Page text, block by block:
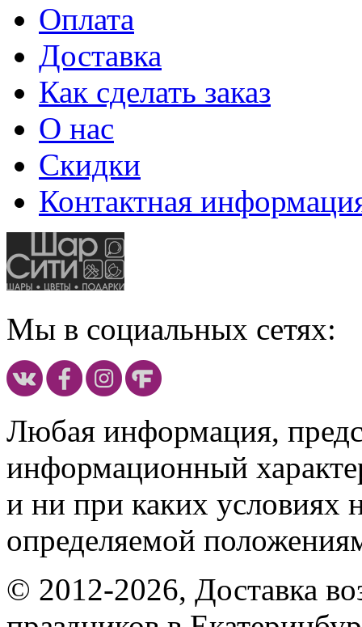
Оплата
Доставка
Как сделать заказ
О нас
Скидки
Контактная
Мы в социальных сетях:
Любая информация,
информационный
и ни при каких условиях
определяемой
© 2012-2026, Доставка